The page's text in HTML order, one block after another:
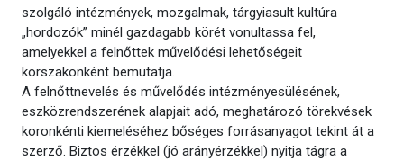
szolgáló intézmények, mozgalmak, tárgyiasult kultúra
„hordozók” minél gazdagabb körét vonultassa fel,
amelyekkel a felnőttek művelődési lehetőségeit
korszakonként bemutatja.
A felnőttnevelés és művelődés intézményesülésének,
eszközrendszerének alapjait adó, meghatározó törekvések
koronkénti kiemeléséhez bőséges forrásanyagot tekint át a
szerző. Biztos érzékkel (jó arányérzékkel) nyitja tágra a